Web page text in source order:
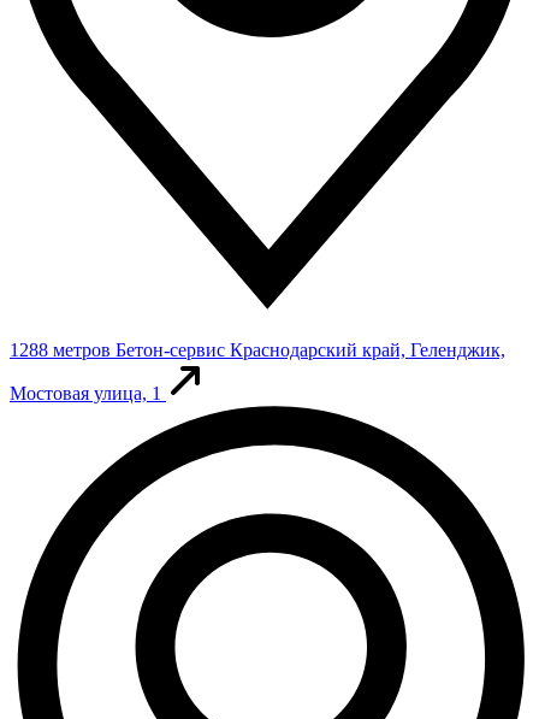
1288 метров Бетон-сервис Краснодарский край, Геленджик,
Мостовая улица, 1